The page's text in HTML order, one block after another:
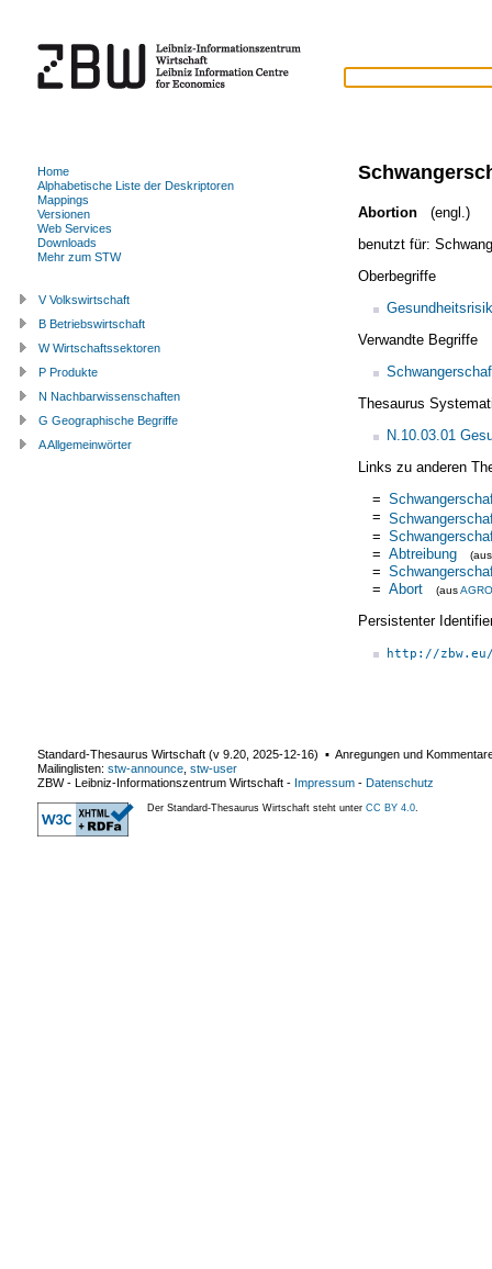
Abortion
(engl.)
benutzt für:
Oberbegriffe
Verwandte Begriffe
Thesaurus
N.10.03.01
Links zu anderen
=
=
=
= Abtreibung
=
= Abort (aus
Persistenter
http://
Home
Alphabetische Liste der Deskriptoren
Mappings
Versionen
Web Services
Downloads
Mehr zum STW
V Volkswirtschaft
B Betriebswirtschaft
W Wirtschaftssektoren
P Produkte
N Nachbarwissenschaften
G Geographische Begriffe
A Allgemeinwörter
Standard-Thesaurus Wirtschaft (v 9.20 2025-12-16) ▪ Anregungen und
Mailinglisten: stw-announce stw-user
ZBW - Leibniz-Informationszentrum Wirtschaft - Impressum - Datenschutz
Der Standard-Thesaurus Wirtschaft steht unter CC BY 4.0